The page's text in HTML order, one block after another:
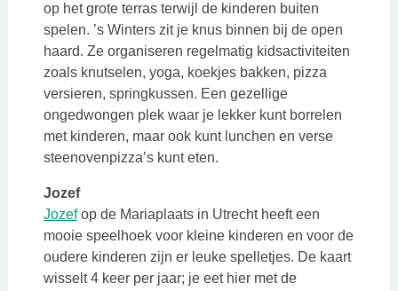
op het grote terras terwijl de kinderen buiten
spelen. ’s Winters zit je knus binnen bij de open
haard. Ze organiseren regelmatig kidsactiviteiten
zoals knutselen, yoga, koekjes bakken, pizza
versieren, springkussen. Een gezellige
ongedwongen plek waar je lekker kunt borrelen
met kinderen, maar ook kunt lunchen en verse
steenovenpizza’s kunt eten.
Jozef
JozefDeze link opent in een nieuwe tab
op de Mariaplaats in Utrecht heeft een
mooie speelhoek voor kleine kinderen en voor de
oudere kinderen zijn er leuke spelletjes. De kaart
wisselt 4 keer per jaar; je eet hier met de